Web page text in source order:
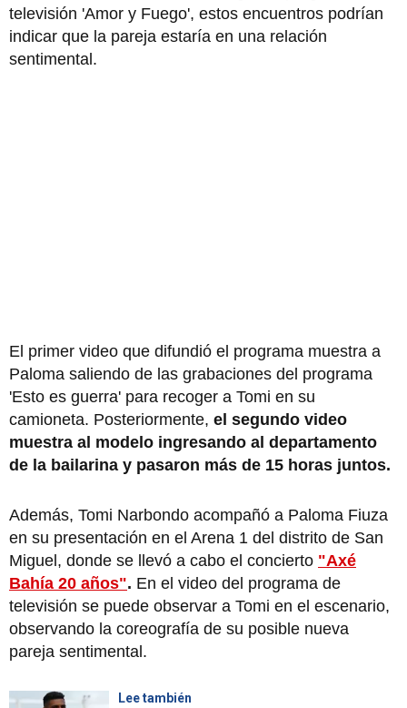
televisión 'Amor y Fuego', estos encuentros podrían
indicar que la pareja estaría en una relación
sentimental.
El primer video que difundió el programa muestra a
Paloma saliendo de las grabaciones del programa
'Esto es guerra' para recoger a Tomi en su
camioneta. Posteriormente, el segundo video
muestra al modelo ingresando al departamento
de la bailarina y pasaron más de 15 horas juntos.
Además, Tomi Narbondo acompañó a Paloma Fiuza
en su presentación en el Arena 1 del distrito de San
Miguel, donde se llevó a cabo el concierto "Axé
Bahía 20 años". En el video del programa de
televisión se puede observar a Tomi en el escenario,
observando la coreografía de su posible nueva
pareja sentimental.
Lee también